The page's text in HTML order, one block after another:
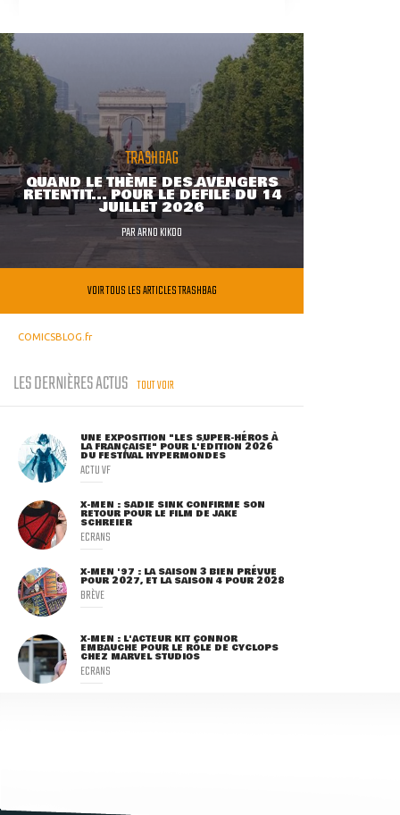
TRASHBAG
QUAND LE THÈME DES AVENGERS
RETENTIT... POUR LE DÉFILÉ DU 14
JUILLET 2026
PARARNO KIKOO
VOIR TOUS LES ARTICLES TRASHBAG
COMICSBLOG.fr
LES DERNIÈRES ACTUS TOUT VOIR
UNE EXPOSITION "LES SUPER-HÉROS À
LA FRANÇAISE" POUR L'ÉDITION 2026
DU FESTIVAL HYPERMONDES
ACTU VF
X-MEN : SADIE SINK CONFIRME SON
RETOUR POUR LE FILM DE JAKE
SCHREIER
ECRANS
X-MEN '97 : LA SAISON 3 BIEN PRÉVUE
POUR 2027, ET LA SAISON 4 POUR 2028
BRÈVE
X-MEN : L'ACTEUR KIT CONNOR
EMBAUCHÉ POUR LE RÔLE DE CYCLOPS
CHEZ MARVEL STUDIOS
ECRANS